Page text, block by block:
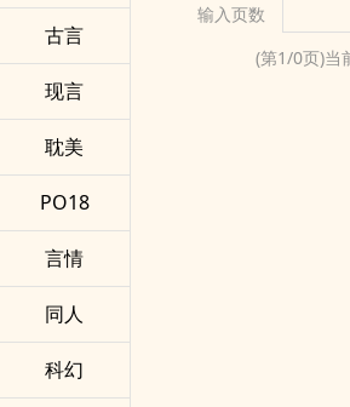
古言
现言
耽美
PO18
言情
同人
科幻
输入页数
(第1/0页)当